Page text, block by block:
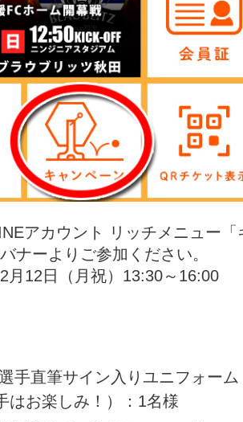
アカウント リッチメニュー「
ナーよりご参加ください。
2月12日（月祝）13:30～16:00
手直筆サイン入りユニフォーム
はお楽しみ！）：1名様